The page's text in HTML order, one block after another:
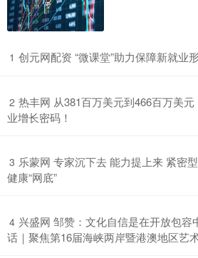
1 创元网配资 “微课堂”助力保障新就业
2 热丰网 从381百万美元到466百万美
业增长密码！
3 乐蒙网 专家沉下去 能力提上来 紧密
健康“网底”
4 兴盛网 邹赞：文化自信是在开放包容
话｜聚焦第16届海峡两岸暨港澳地区艺